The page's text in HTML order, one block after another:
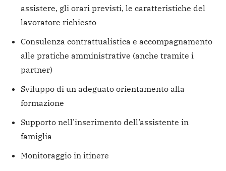
assistere, gli orari previsti, le caratteristiche del
lavoratore richiesto
Consulenza contrattualistica e accompagnamento
alle pratiche amministrative (anche tramite i
partner)
Sviluppo di un adeguato orientamento alla
formazione
Supporto nell’inserimento dell’assistente in
famiglia
Monitoraggio in itinere